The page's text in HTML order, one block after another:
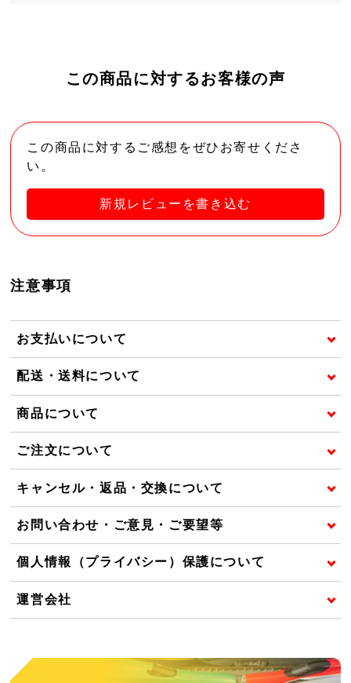
この商品に対するお客様の声
この商品に対するご感想をぜひお寄せくださ
い。
新規レビューを書き込む
注意事項
お支払いについて
配送・送料について
商品について
ご注文について
キャンセル・返品・交換について
お問い合わせ・ご意見・ご要望等
個人情報（プライバシー）保護について
運営会社